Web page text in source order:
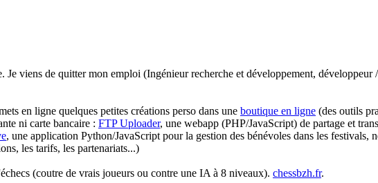
viens de quitter mon emploi (Ingénieur recherche et développement,
en ligne quelques petites créations perso dans une boutique en ligne (des outils
ni carte bancaire : FTP Uploader, une webapp (PHP/JavaScript) de partage et
, une application Python/JavaScript pour la gestion des bénévoles dans les festivals,
les tarifs, les partenariats...)
(coutre de vrais joueurs ou contre une IA à 8 niveaux). chessbzh.fr.